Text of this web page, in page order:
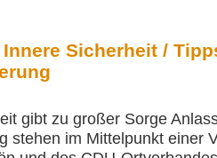
Sicherheit /
gibt zu großer Sorge
stehen im Mittelpunkt einer